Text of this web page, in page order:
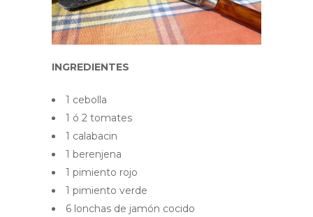
INGREDIENTES
1 cebolla
1 ó 2 tomates
1 calabacin
1 berenjena
1 pimiento rojo
1 pimiento verde
6 lonchas de jamón cocido